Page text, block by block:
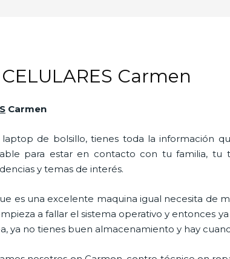
Carmen
Carmen
de bolsillo, tienes toda la información
para estar en contacto con tu familia,
y temas de interés.
es una excelente maquina igual necesita de
a fallar el sistema operativo y entonces
ya no tienes buen almacenamiento y hay